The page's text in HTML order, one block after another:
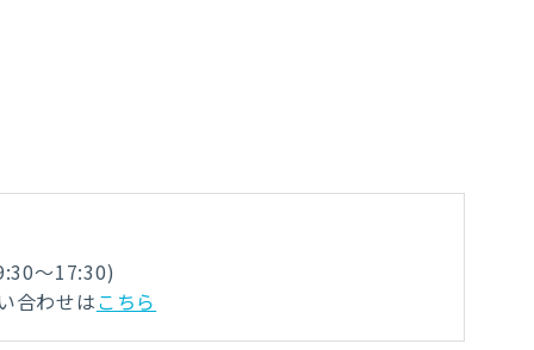
～17:30)
合わせはこちら